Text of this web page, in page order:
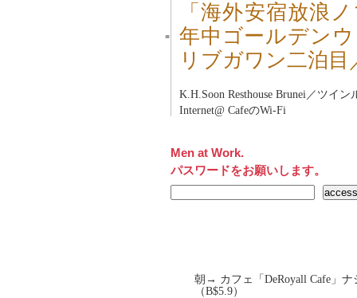
■
「海外安宿放浪
年中ゴールデン
リブガワン二泊
K.H.Soon Resthouse Brunei ／ツイン
Internet@ CafeのWi-Fi
Men at Work.
パスワードをお願いします。
朝→ カフェ「DeRoyall Cafe」
（B$5.9）